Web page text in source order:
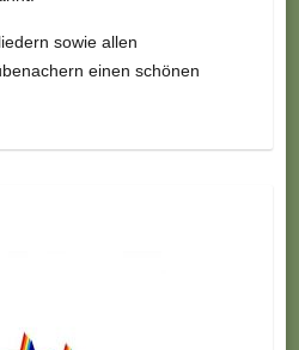
sowie allen
einen schönen